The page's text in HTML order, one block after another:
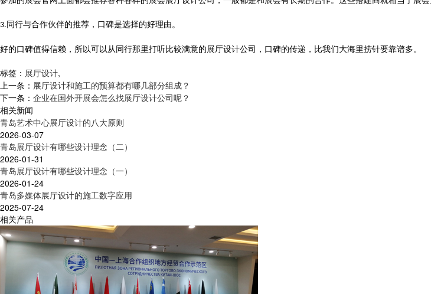
3. 同行与合作伙伴的推荐，口碑是选择的好理由。
好的口碑值得信赖，所以可以从同行那里打听比较满意的展厅设计公司，口碑的传递，比我们大海里捞针要靠谱多。
标签： 展厅设计,
上一条： 展厅设计和施工的预算都有哪几部分组成？
下一条： 企业在国外开展会怎么找展厅设计公司呢？
相关新闻
青岛艺术中心展厅设计的八大原则
2026-03-07
青岛展厅设计有哪些设计理念（二）
2026-01-31
青岛展厅设计有哪些设计理念（一）
2026-01-24
青岛多媒体展厅设计的施工数字应用
2025-07-24
相关产品